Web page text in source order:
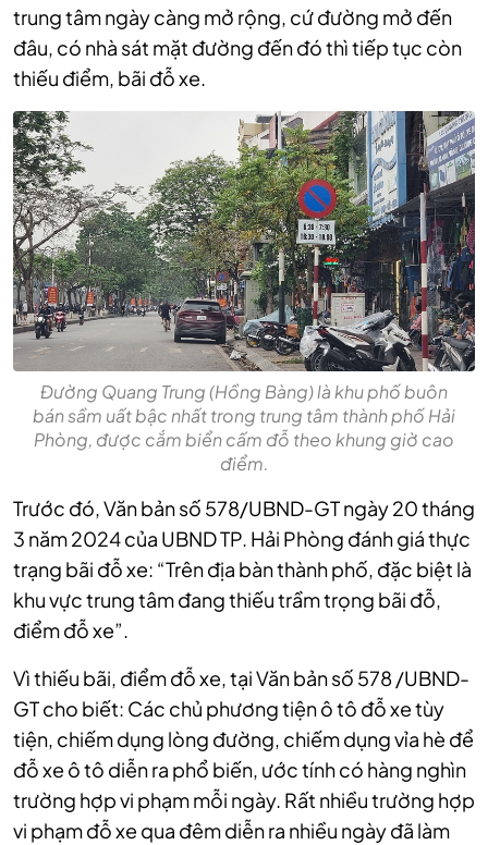
trung tâm ngày càng mở rộng, cứ đường mở đến
đâu, có nhà sát mặt đường đến đó thì tiếp tục còn
thiếu điểm, bãi đỗ xe.
Đường Quang Trung (Hồng Bàng) là khu phố buôn
bán sầm uất bậc nhất trong trung tâm thành phố Hải
Phòng, được cắm biển cấm đỗ theo khung giờ cao
điểm.
Trước đó, Văn bản số 578/UBND-GT ngày 20 tháng
3 năm 2024 của UBND TP. Hải Phòng đánh giá thực
trạng bãi đỗ xe: “Trên địa bàn thành phố, đặc biệt là
khu vực trung tâm đang thiếu trầm trọng bãi đỗ,
điểm đỗ xe”.
Vì thiếu bãi, điểm đỗ xe, tại Văn bản số 578 /UBND-
GT cho biết: Các chủ phương tiện ô tô đỗ xe tùy
tiện, chiếm dụng lòng đường, chiếm dụng vỉa hè để
đỗ xe ô tô diễn ra phổ biến, ước tính có hàng nghìn
trường hợp vi phạm mỗi ngày. Rất nhiều trường hợp
vi phạm đỗ xe qua đêm diễn ra nhiều ngày đã làm